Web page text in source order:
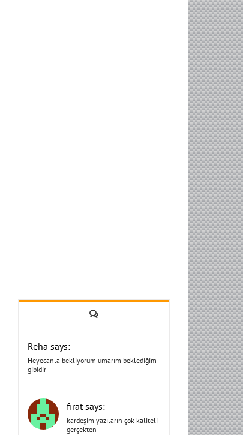
Yorum
Reha says:
Heyecanla bekliyorum umarım beklediğim
gibidir
fırat says:
kardeşim yazıların çok kaliteli
gerçekten